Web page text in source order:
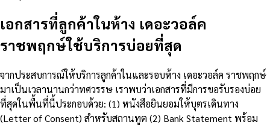
เอกสารที่ลูกค้าในห้าง เดอะวอล์ค
ราชพฤกษ์ใช้บริการบ่อยที่สุด
จากประสบการณ์ให้บริการลูกค้าในและรอบห้าง เดอะวอล์ค ราชพฤกษ์
มาเป็นเวลานานกว่าทศวรรษ เราพบว่าเอกสารที่มีการขอรับรองบ่อย
ที่สุดในพื้นที่นี้ประกอบด้วย: (1) หนังสือยินยอมให้บุตรเดินทาง
(Letter of Consent) สำหรับสถานทูต (2) Bank Statement พร้อม